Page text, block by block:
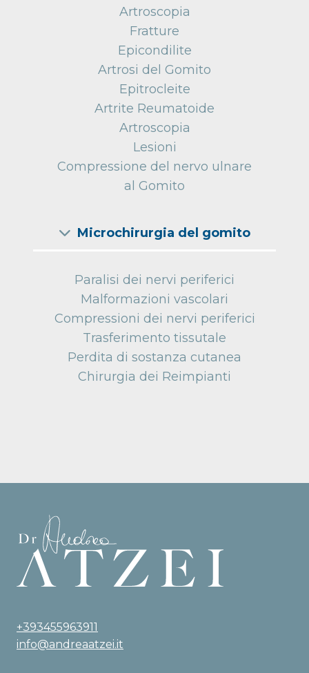
Artroscopia
Fratture
Epicondilite
Artrosi del Gomito
Epitrocleite
Artrite Reumatoide
Artroscopia
Lesioni
Compressione del nervo ulnare
al Gomito
Microchirurgia del gomito
Paralisi dei nervi periferici
Malformazioni vascolari
Compressioni dei nervi periferici
Trasferimento tissutale
Perdita di sostanza cutanea
Chirurgia dei Reimpianti
+393455963911
info@andreaatzei.it